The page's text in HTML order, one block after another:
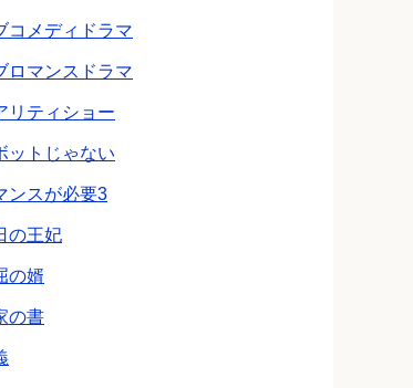
コメディドラマ
ロマンスドラマ
リティショー
ットじゃない
ンスが必要3
の王妃
の婿
の書